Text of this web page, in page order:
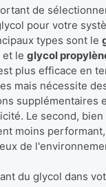
de
pour votre
types sont le
et le glycol
plus efficace en
mais nécessite
supplémentaires
Le second, bien
moins
de
du glycol dans